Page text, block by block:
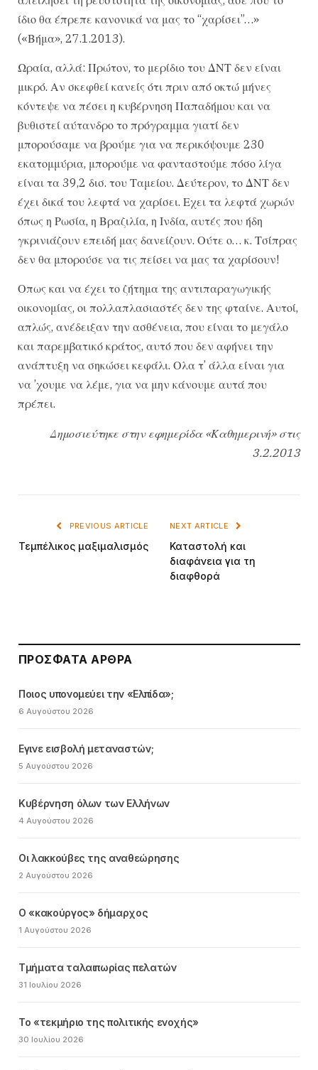
ίδιο θα έπρεπε κανονικά να μας το “χαρίσει”…»
(«Βήμα», 27.1.2013).
Ωραία, αλλά: Πρώτον, το μερίδιο του ΔΝΤ δεν είναι
μικρό. Αν σκεφθεί κανείς ότι πριν από οκτώ μήνες
κόντεψε να πέσει η κυβέρνηση Παπαδήμου και να
βυθιστεί αύτανδρο το πρόγραμμα γιατί δεν
μπορούσαμε να βρούμε για να περικόψουμε 230
εκατομμύρια, μπορούμε να φανταστούμε πόσο λίγα
είναι τα 39,2 δισ. του Ταμείου. Δεύτερον, το ΔΝΤ δεν
έχει δικά του λεφτά να χαρίσει. Εχει τα λεφτά χωρών
όπως η Ρωσία, η Βραζιλία, η Ινδία, αυτές που ήδη
γκρινιάζουν επειδή μας δανείζουν. Ούτε ο… κ. Τσίπρας
δεν θα μπορούσε να τις πείσει να μας τα χαρίσουν!
Οπως και να έχει το ζήτημα της αντιπαραγωγικής
οικονομίας, οι πολλαπλασιαστές δεν της φταίνε. Αυτοί,
απλώς, ανέδειξαν την ασθένεια, που είναι το μεγάλο
και παρεμβατικό κράτος, αυτό που δεν αφήνει την
ανάπτυξη να σηκώσει κεφάλι. Ολα τ’ άλλα είναι για
να ’χουμε να λέμε, για να μην κάνουμε αυτά που
πρέπει.
Δημοσιεύτηκε στην εφημερίδα «Καθημερινή» στις
3.2.2013
PREVIOUS ARTICLE
Τεμπέλικος μαξιμαλισμός
NEXT ARTICLE
Καταστολή και
διαφάνεια για τη
διαφθορά
ΠΡΌΣΦΑΤΑ ΆΡΘΡΑ
Ποιος υπονομεύει την «Ελπίδα»;
6 Αυγούστου 2026
Εγινε εισβολή μεταναστών;
5 Αυγούστου 2026
Κυβέρνηση όλων των Ελλήνων
4 Αυγούστου 2026
Οι λακκούβες της αναθεώρησης
2 Αυγούστου 2026
Ο «κακούργος» δήμαρχος
1 Αυγούστου 2026
Τμήματα ταλαιπωρίας πελατών
31 Ιουλίου 2026
Το «τεκμήριο της πολιτικής ενοχής»
30 Ιουλίου 2026